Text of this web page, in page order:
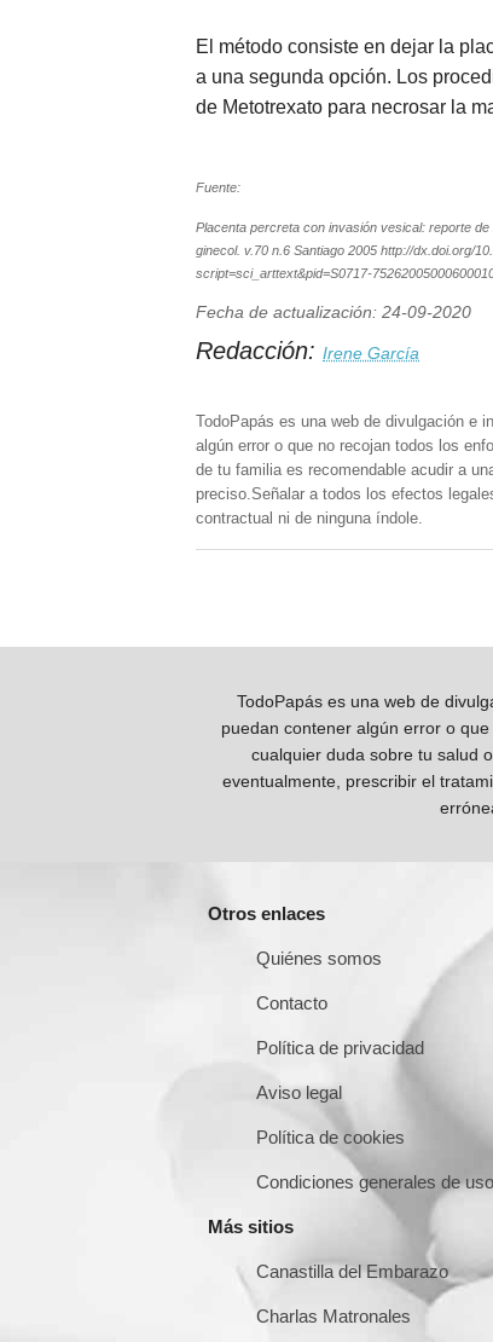
El método consiste en dejar la
a una segunda opción. Los
de Metotrexato para necrosar la
Fuente:
Placenta percreta con invasión vesical: reporte
ginecol. v.70 n.6 Santiago 2005 http://dx.doi.org/
script=sci_arttext&pid=S0717-
Fecha de actualización: 24-09-2020
Redacción: Irene García
TodoPapás es una web de divulgación e
algún error o que no recojan todos los
de tu familia es recomendable acudir a
preciso.Señalar a todos los efectos
contractual ni de ninguna índole.
TodoPapás es una web de
puedan contener algún error o
cualquier duda sobre tu salud
eventualmente, prescribir el
Otros enlaces
Quiénes somos
Contacto
Política de privacidad
Aviso legal
Política de cookies
Condiciones generales de uso
Más sitios
Canastilla del Embarazo
Charlas Matronales